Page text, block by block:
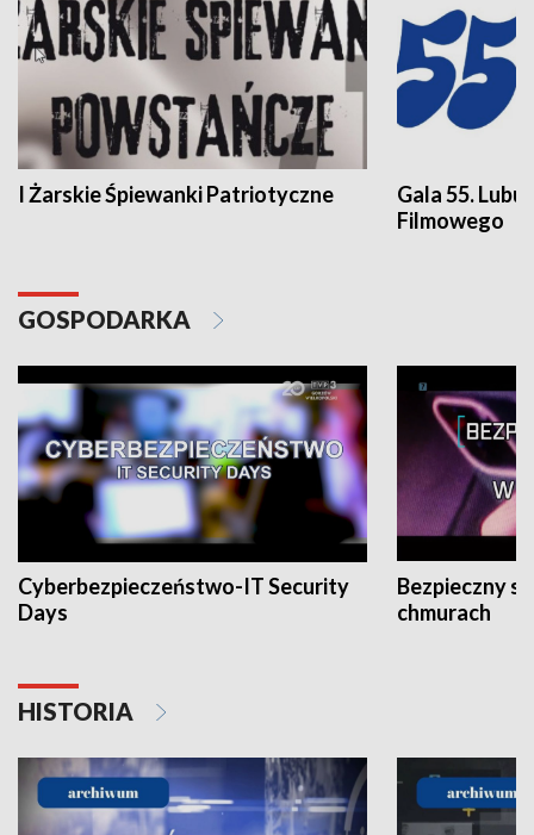
I Żarskie Śpiewanki Patriotyczne
Gala 55.
Filmowego
GOSPODARKA
Cyberbezpieczeństwo-IT Security
Days
Bezpieczny
chmurach
HISTORIA